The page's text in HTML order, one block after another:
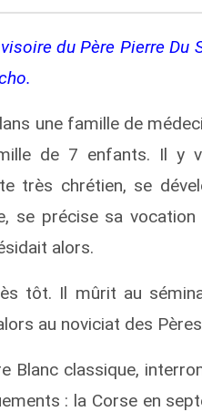
du Père Pierre Du
une famille de
de 7 enfants. Il y
très chrétien, se
se précise sa
alors.
tôt. Il mûrit au
au noviciat des
Blanc classique,
: la Corse en